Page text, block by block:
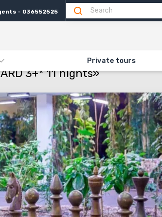
- 036552525
Private tours
EXCURSION «EGLE STANDARD 3+* 11 NIGHTS»
3+* 11 nights»